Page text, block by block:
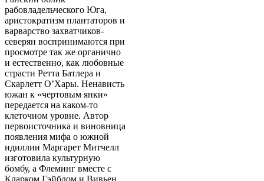
рабовладельческого Юга,
аристократизм плантаторов и
варварство захватчиков-
северян воспринимаются при
просмотре так же органично
и естественно, как любовные
страсти Ретта Батлера и
Скарлетт О’Хары. Ненависть
южан к «чертовым янки»
передается на каком-то
клеточном уровне. Автор
первоисточника и виновница
появления мифа о южной
идиллии Маргарет Митчелл
изготовила культурную
бомбу, а Флеминг вместе с
Кларком Гэйблом и Вивьен